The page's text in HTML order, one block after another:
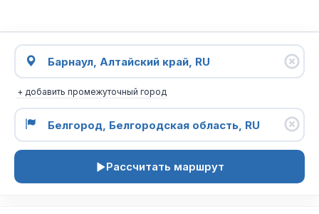
+ добавить промежуточный город
Рассчитать маршрут